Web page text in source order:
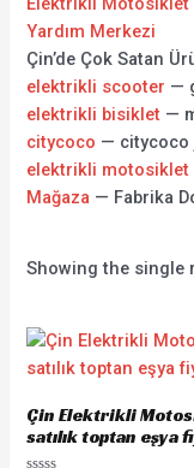
Yardım Merkezi
Çin’de Çok Satan
elektrikli scooter —
elektrikli bisiklet —
citycoco — citycoco
elektrikli motosiklet
Mağaza — Fabrika
Showing the single
Çin Elektrikli
satılık toptan eşya